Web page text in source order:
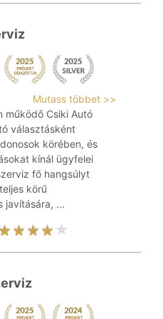
Mutass többet >>
működő Csiki Autó
választásként
körében, és
kínál ügyfelei
fő hangsúlyt
körű
javítására, ...